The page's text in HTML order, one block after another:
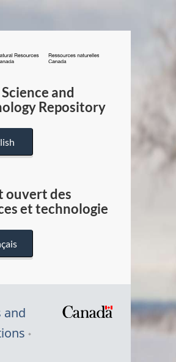
/
Canada
and
Repository
ouvert des
et technologie
and
Symbole